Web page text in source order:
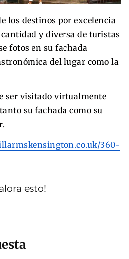
los destinos por excelencia
y diversa de turistas
fotos en su fachada
del lugar como la
ser visitado virtualmente
su fachada como su
360-
esto!